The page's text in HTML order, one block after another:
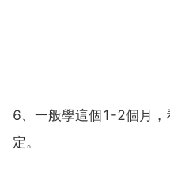
6、一般學這個1-2個月，
定。